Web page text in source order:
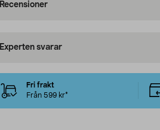
Recensioner
Experten svarar
Fri frakt
Från 599 kr*